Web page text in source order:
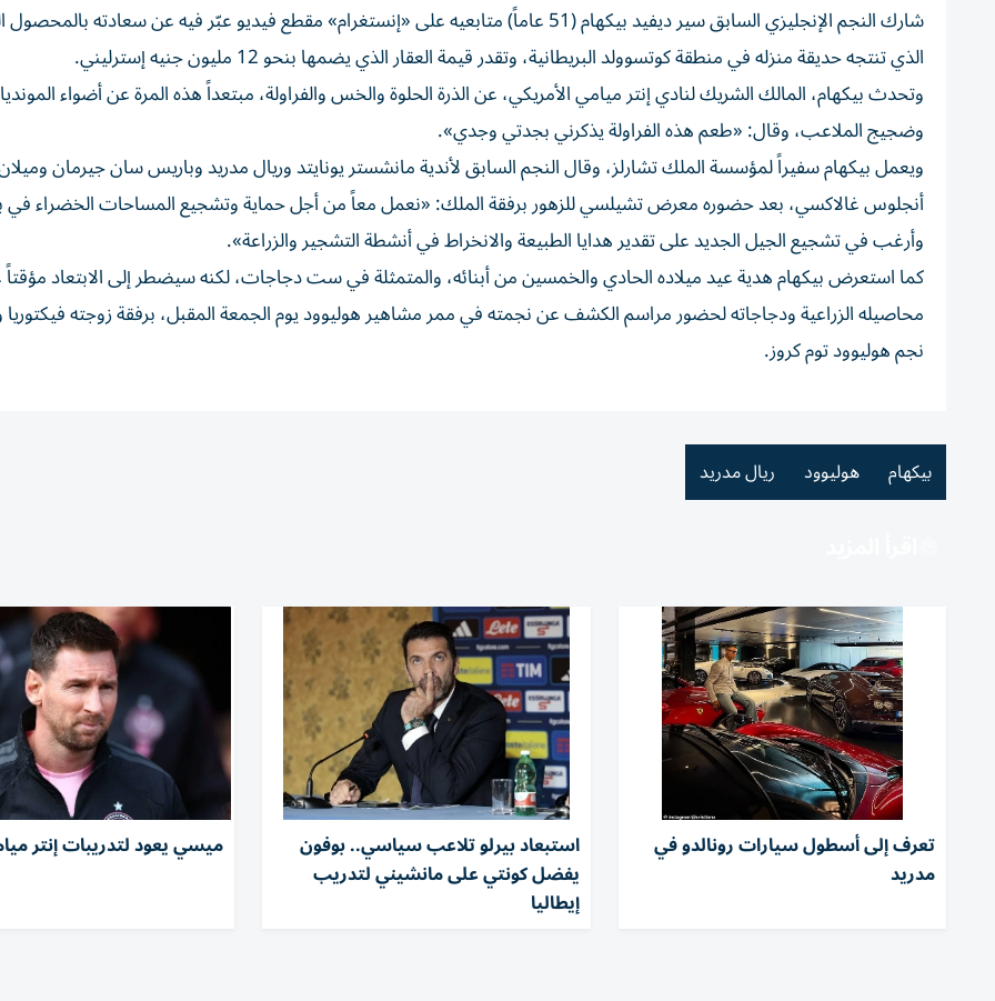
شارك النجم الإنجليزي السابق سير ديفيد بيكهام (51 عاماً) متابعيه على «إنستغرام» مقطع فيديو عبّر فيه عن سعادته
الذي تنتجه حديقة منزله في منطقة كوتسوولد البريطانية، وتقدر قيمة العقار الذي يضمها بنحو 12 مليون جنيه إسترليني.
وتحدث بيكهام، المالك الشريك لنادي إنتر ميامي الأمريكي، عن الذرة الحلوة والخس والفراولة، مبتعداً هذه المرة عن أضواء
وضجيج الملاعب، وقال: «طعم هذه الفراولة يذكرني بجدتي وجدي».
ويعمل بيكهام سفيراً لمؤسسة الملك تشارلز، وقال النجم السابق لأندية مانشستر يونايتد وريال مدريد وباريس سان جيرمان
أنجلوس غالاكسي، بعد حضوره معرض تشيلسي للزهور برفقة الملك: «نعمل معاً من أجل حماية وتشجيع المساحات الخضراء في
وأرغب في تشجيع الجيل الجديد على تقدير هدايا الطبيعة والانخراط في أنشطة التشجير والزراعة».
كما استعرض بيكهام هدية عيد ميلاده الحادي والخمسين من أبنائه، والمتمثلة في ست دجاجات، لكنه سيضطر إلى الابتعاد
محاصيله الزراعية ودجاجاته لحضور مراسم الكشف عن نجمته في ممر مشاهير هوليوود يوم الجمعة المقبل، برفقة زوجته
نجم هوليوود توم كروز.
بيكهام هوليوود ريال مدريد
تعرف إلى أسطول سيارات رونالدو في
مدريد
استبعاد بيرلو تلاعب سياسي.. بوفون
يفضل كونتي على مانشيني لتدريب
إيطاليا
ميسي يعود لتدريبات إنتر